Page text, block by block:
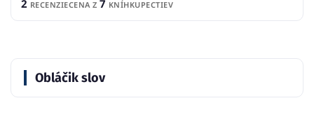
2 RECENZIECENA Z 7 KNÍHKUPECTIEV
Obláčik slov